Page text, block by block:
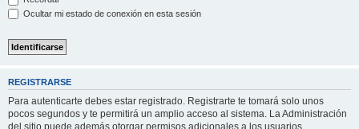
Ocultar mi estado de conexión en esta sesión
REGISTRARSE
Para autenticarte debes estar registrado. Registrarte te tomará solo unos
pocos segundos y te permitirá un amplio acceso al sistema. La Administración
del sitio puede además otorgar permisos adicionales a los usuarios